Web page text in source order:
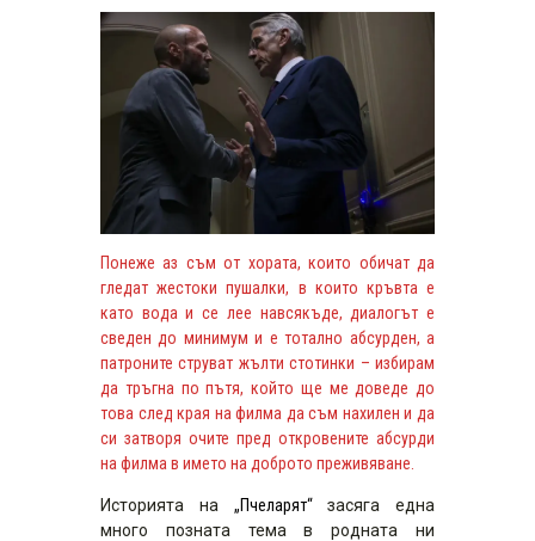
Понеже аз съм от хората, които обичат да
гледат жестоки пушалки, в които кръвта е
като вода и се лее навсякъде, диалогът е
сведен до минимум и е тотално абсурден, а
патроните струват жълти стотинки – избирам
да тръгна по пътя, който ще ме доведе до
това след края на филма да съм нахилен и да
си затворя очите пред откровените абсурди
на филма в името на доброто преживяване.
Историята на „Пчеларят“засяга една
много позната тема в родната ни